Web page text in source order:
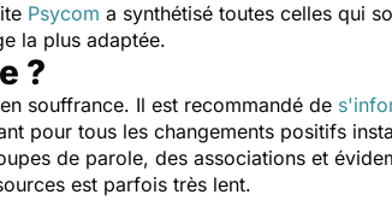
Psycom a synthétisé toutes celles qui
la plus adaptée.
?
souffrance. Il est recommandé de
pour tous les changements positifs
de parole, des associations et
est parfois très lent.